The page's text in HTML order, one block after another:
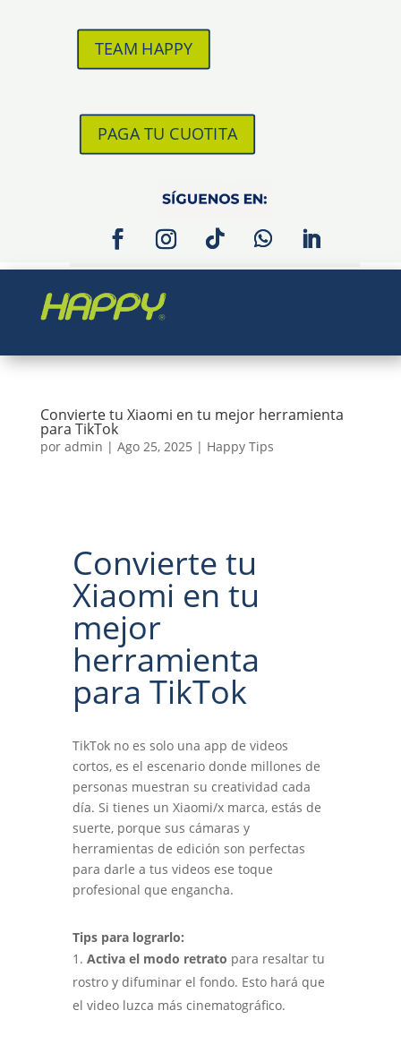
TEAM HAPPY
PAGA TU CUOTITA
Convierte tu Xiaomi en tu mejor herramienta
para TikTok
por admin | Ago 25, 2025 | Happy Tips
Convierte tu
Xiaomi en tu
mejor
herramienta
para TikTok
TikTok no es solo una app de videos
cortos, es el escenario donde millones de
personas muestran su creatividad cada
día. Si tienes un Xiaomi/x marca, estás de
suerte, porque sus cámaras y
herramientas de edición son perfectas
para darle a tus videos ese toque
profesional que engancha.
Tips para lograrlo:
Activa el modo retrato para resaltar tu
rostro y difuminar el fondo. Esto hará que
el video luzca más cinematográfico.